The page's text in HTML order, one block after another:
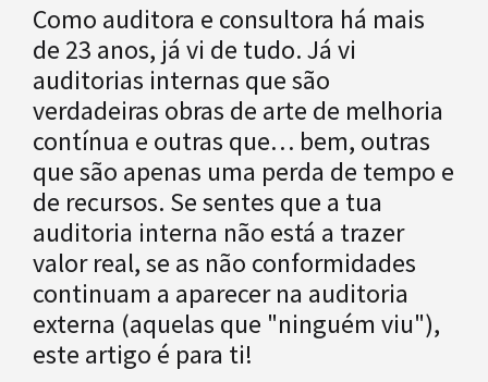
Como auditora e consultora há mais
de 23 anos, já vi de tudo. Já vi
auditorias internas que são
verdadeiras obras de arte de melhoria
contínua e outras que… bem, outras
que são apenas uma perda de tempo e
de recursos. Se sentes que a tua
auditoria interna não está a trazer
valor real, se as não conformidades
continuam a aparecer na auditoria
externa (aquelas que "ninguém viu"),
este artigo é para ti!